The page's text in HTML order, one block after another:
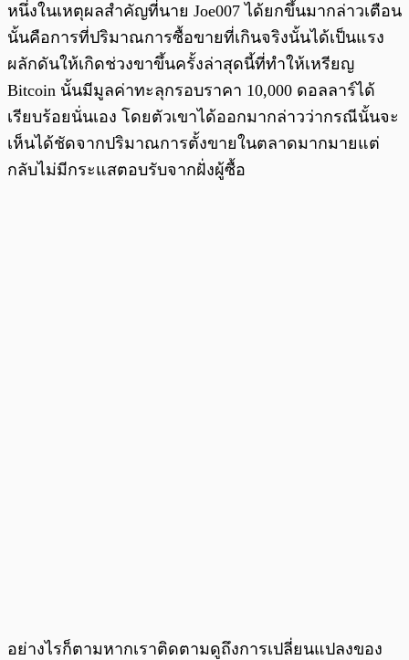
หนึ่งในเหตุผลสำคัญที่นาย Joe007 ได้ยกขึ้นมากล่าวเตือน
นั้นคือการที่ปริมาณการซื้อขายที่เกินจริงนั้นได้เป็นแรง
ผลักดันให้เกิดช่วงขาขึ้นครั้งล่าสุดนี้ที่ทำให้เหรียญ
Bitcoin นั้นมีมูลค่าทะลุกรอบราคา 10,000 ดอลลาร์ได้
เรียบร้อยนั่นเอง โดยตัวเขาได้ออกมากล่าวว่ากรณีนั้นจะ
เห็นได้ชัดจากปริมาณการตั้งขายในตลาดมากมายแต่
กลับไม่มีกระแสตอบรับจากฝั่งผู้ซื้อ
อย่างไรก็ตามหากเราติดตามดูถึงการเปลี่ยนแปลงของ